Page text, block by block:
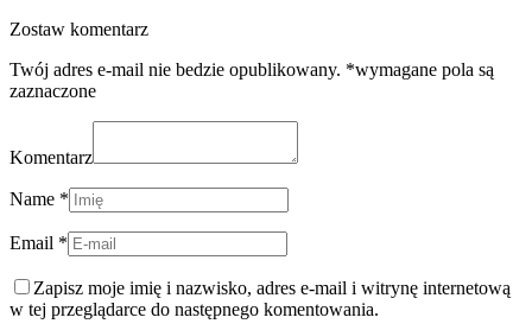
Zostaw komentarz
Twój adres e-mail nie bedzie opublikowany. *wymagane pola są
zaznaczone
Komentarz
Name *
Email *
Zapisz moje imię i nazwisko, adres e-mail i witrynę internetową
w tej przeglądarce do następnego komentowania.